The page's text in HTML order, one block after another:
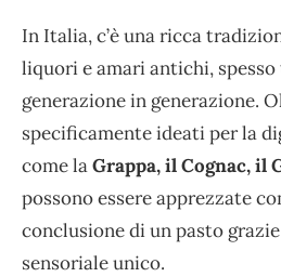
In Italia, c’è una ricca
liquori e amari antichi,
generazione in generazione.
specificamente ideati per la
come laGrappa, il Cognac, il
possono essere apprezzate
conclusione di un pasto
sensoriale unico.